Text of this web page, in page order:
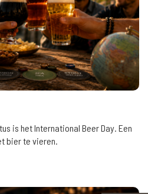
is het International Beer Day. Een
bier te vieren.